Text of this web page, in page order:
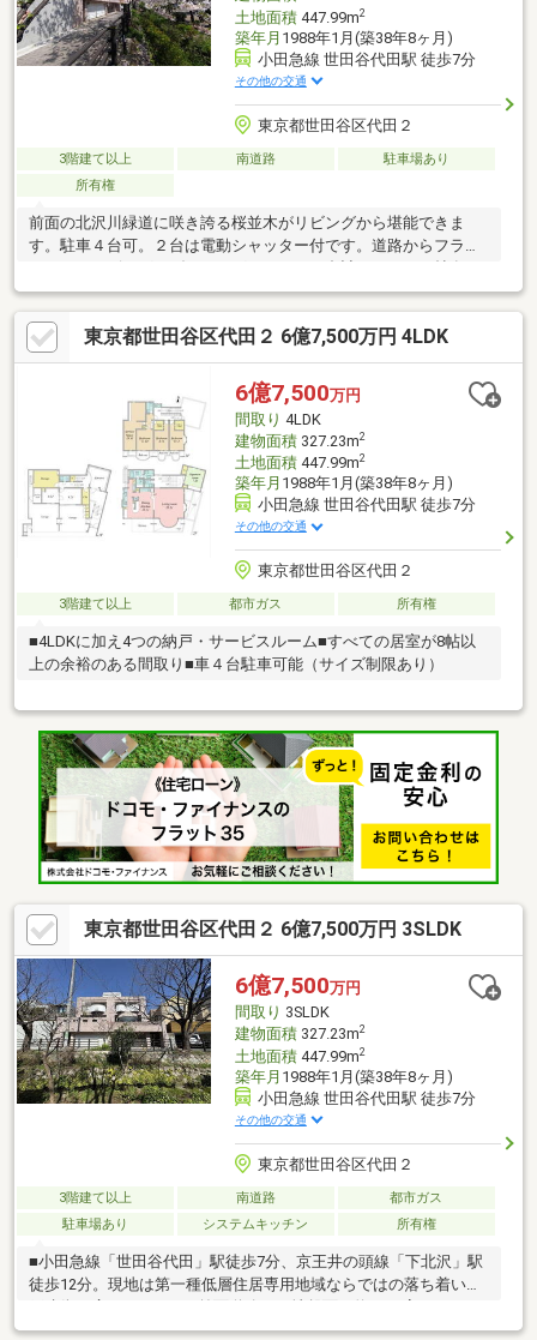
土地面積447.99m2
築年月 1988年1月(築38年8ヶ月)
小田急線 世田谷代田駅 徒歩7分
その他の交通
東京都世田谷区代田２
3階建て以上 南道路
駐車場あり
所有権
前面の北沢川緑道に咲き誇る桜並木がリビングから堪能できま
す。駐車４台可。２台は電動シャッター付です。道路からフラッ
ます。鉄筋コンクリート造の３階建で４ＬＤＫですが、約９．２
帖のワークショップ・約６．５帖のプレイルーム・約１８．４帖
の納戸・約１８帖の納戸・シューズインクローゼット等、多彩な
スペースと４台の駐車スペースがあります。
東京都世田谷区代田２ 6億7,500万円 4LDK
6億7,500万円
間取り 4LDK
建物面積327.23m2
土地面積447.99m2
築年月 1988年1月(築38年8ヶ月)
小田急線 世田谷代田駅 徒歩7分
その他の交通
東京都世田谷区代田２
3階建て以上 都市ガス 所有権
■4LDKに加え4つの納戸・サービスルーム■すべての居室が8帖以
上の余裕のある間取り■車４台駐車可能（サイズ制限あり）
東京都世田谷区代田２ 6億7,500万円 3SLDK
6億7,500万円
間取り 3SLDK
建物面積327.23m2
土地面積447.99m2
築年月 1988年1月(築38年8ヶ月)
小田急線 世田谷代田駅 徒歩7分
その他の交通
東京都世田谷区代田２
3階建て以上 南道路
都市ガス
駐車場あり
システムキッチン 所有権
■小田急線「世田谷代田」駅徒歩7分、京王井の頭線「下北沢」駅
徒歩12分。現地は第一種低層住居専用地域ならではの落ち着いた
いるため、外からの視線を気にせず過ごせる開放的な住環境を実